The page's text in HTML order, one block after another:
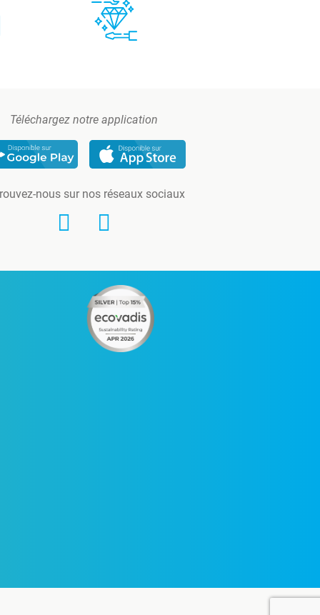
Téléchargez notre application
nous sur nos réseaux sociaux